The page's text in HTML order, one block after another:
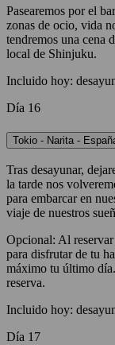
Pasearemos por el
zonas de ocio, vida
tendremos una cena
local de Shinjuku.
Incluido hoy:
Día 16
Tokio - Narita -
Tras desayunar,
la tarde nos
para embarcar en
viaje de nuestros
Opcional: Al
para disfrutar de tu
máximo tu último
reserva.
Incluido hoy:
Día 17